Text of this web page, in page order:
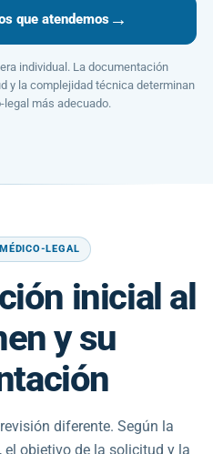
que atendemos→
individual. La documentación
y la complejidad técnica determinan
más adecuado.
LEGAL
inicial al
y su
diferente. Según la
objetivo de la solicitud y la